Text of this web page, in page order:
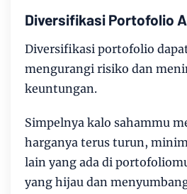
Diversifikasi Portofolio
Diversifikasi portofolio
mengurangi risiko dan
keuntungan.
Simpelnya kalo sahammu
harganya terus turun,
lain yang ada di
yang hijau dan